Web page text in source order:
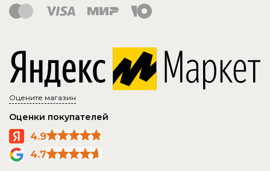
Оцените магазин
Оценки покупателей
4.9
4.7